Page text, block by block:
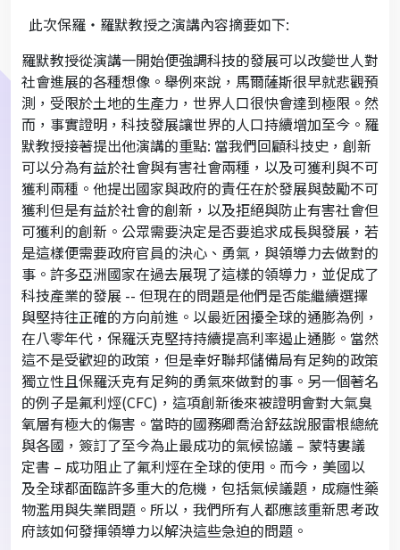
此次保羅‧羅默教授之演講內容摘要如下:
羅默教授從演講一開始便強調科技的發展可以改變世人對
社會進展的各種想像。舉例來說，馬爾薩斯很早就悲觀預
測，受限於土地的生產力，世界人口很快會達到極限。然
而，事實證明，科技發展讓世界的人口持續增加至今。羅
默教授接著提出他演講的重點: 當我們回顧科技史，創新
可以分為有益於社會與有害社會兩種，以及可獲利與不可
獲利兩種。他提出國家與政府的責任在於發展與鼓勵不可
獲利但是有益於社會的創新，以及拒絕與防止有害社會但
可獲利的創新。公眾需要決定是否要追求成長與發展，若
是這樣便需要政府官員的決心、勇氣，與領導力去做對的
事。許多亞洲國家在過去展現了這樣的領導力，並促成了
科技產業的發展 -- 但現在的問題是他們是否能繼續選擇
與堅持往正確的方向前進。以最近困擾全球的通膨為例，
在八零年代，保羅沃克堅持持續提高利率遏止通膨。當然
這不是受歡迎的政策，但是幸好聯邦儲備局有足夠的政策
獨立性且保羅沃克有足夠的勇氣來做對的事。另一個著名
的例子是氟利烴(CFC)，這項創新後來被證明會對大氣臭
氧層有極大的傷害。當時的國務卿喬治舒茲說服雷根總統
與各國，簽訂了至今為止最成功的氣候協議 – 蒙特婁議
定書 – 成功阻止了氟利烴在全球的使用。而今，美國以
及全球都面臨許多重大的危機，包括氣候議題，成癮性藥
物濫用與失業問題。所以，我們所有人都應該重新思考政
府該如何發揮領導力以解決這些急迫的問題。